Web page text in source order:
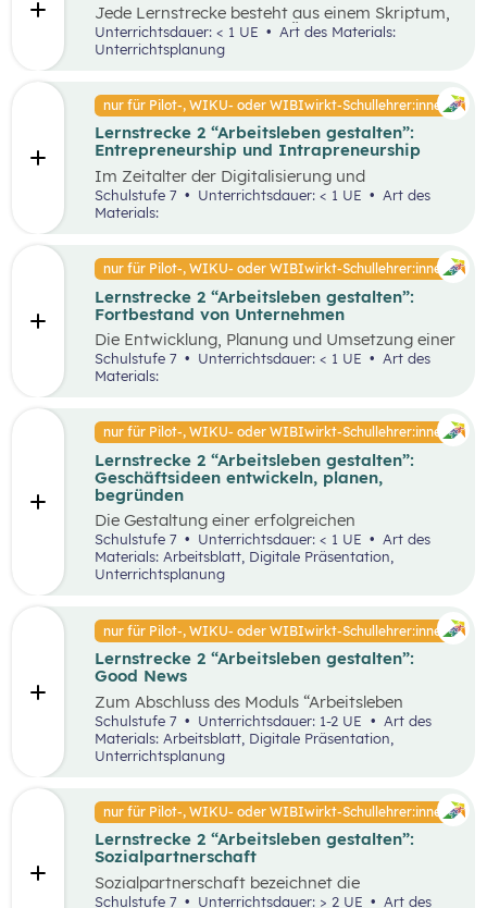
Jede Lernstrecke besteht aus einem Skriptum,
welches dazu dient einen Überblick über die
jeweilige Lernstrecke zu erhalten. Mit
dem eigenen Unterrichtsgegenstand
Wissen und entwickeln Fähigkeiten,
Einstellungen und Verhaltensbereitschaften, die
sie in ökonomisch geprägten Lebenssituationen
benötigen. Diese sollen ihnen dabei helfen,
ökonomische Herausforderungen, Aufgaben
und Problemstellungen erkennen, analysieren,
beurteilen und erfolgreich bewältigen zu
können.
Unterrichtsdauer: < 1 UE
Unterrichtsplanung
nur für Pilot-, WIKU- oder WIBIwirkt-Schullehrer:innen
Lernstrecke 2 “Arbeitsleben gestalten”:
Entrepreneurship und Intrapreneurship
Im Zeitalter der Digitalisierung und
Globalisierung sowie der dynamischen
Wirtschaft ist es von großer Bedeutung,
organisatorischer Ebene. Um als Unternehmen
am Markt überleben und erfolgreich zu sein,
benötigt es Entrepreneur:innen und
Intrapreneur:innen, die über bestimmte
Eigenschaften verfügen. Diese spielen eine
große Rolle in unserer Gesellschaft, indem sie
Arbeitsplätze schaffen, Innovationen
voranbringen und das wirtschaftliche
widmet sich insbesondere den Eigenschaften
von Entrepreneur:innen und
Intrapreneur:innen.
Schulstufe 7 Unterrichtsdauer: < 1 UE
Materials:
nur für Pilot-, WIKU- oder WIBIwirkt-Schullehrer:innen
Lernstrecke 2 “Arbeitsleben gestalten”:
Fortbestand von Unternehmen
Die Entwicklung, Planung und Umsetzung einer
guten Geschäftsidee ist lediglich der Anfang
eines erfolgreichen Unternehmens. Die
Faktoren ab. Demzufolge wird in diesem
Unterrichtsszenario auf entscheidende
Kriterien für das langfristige Bestehen von
Unternehmen näher eingegangen.
Schulstufe 7 Unterrichtsdauer: < 1 UE
Materials:
nur für Pilot-, WIKU- oder WIBIwirkt-Schullehrer:innen
Lernstrecke 2 “Arbeitsleben gestalten”:
Geschäftsideen entwickeln, planen,
begründen
Die Gestaltung einer erfolgreichen
Geschäftsidee ist der erste Schritt in die
Selbstständigkeit und die Basis für ein
erfolgreiches Unternehmen. In diesem
erfolgreiches Unternehmen analysiert. Des
Weiteren wird auf die Motive für die Gründung
von Unternehmen näher eingegangen.
Schulstufe 7 Unterrichtsdauer: < 1 UE
Art des
Materials: Arbeitsblatt, Digitale Präsentation,
Unterrichtsplanung
nur für Pilot-, WIKU- oder WIBIwirkt-Schullehrer:innen
Lernstrecke 2 “Arbeitsleben gestalten”:
Good News
Zum Abschluss des Moduls “Arbeitsleben
gestalten” ist es wichtig, dass die Schüler:innen
sich mit positiven Nachrichten und Beispielen
auseinandersetzen, um nicht von den
Herausforderungen der Arbeitswelt überwältigt
sollen die Schüler:innen nochmals den Bereich
Entrepreneurship anhand einer sehr
erfolgreichen Unternehmensgründung (Zotter)
erarbeiten. Dies soll dabei helfen, dass komplexe
Thema für die Schüler:innen stärker zu
vertiefen.
Schulstufe 7 Unterrichtsdauer: 1-2 UE
Materials: Arbeitsblatt, Digitale Präsentation,
Unterrichtsplanung
nur für Pilot-, WIKU- oder WIBIwirkt-Schullehrer:innen
Lernstrecke 2 “Arbeitsleben gestalten”:
Sozialpartnerschaft
Sozialpartnerschaft bezeichnet die
Zusammenarbeit zwischen Arbeitgeber:innen
Schulstufe 7 Unterrichtsdauer: > 2 UE